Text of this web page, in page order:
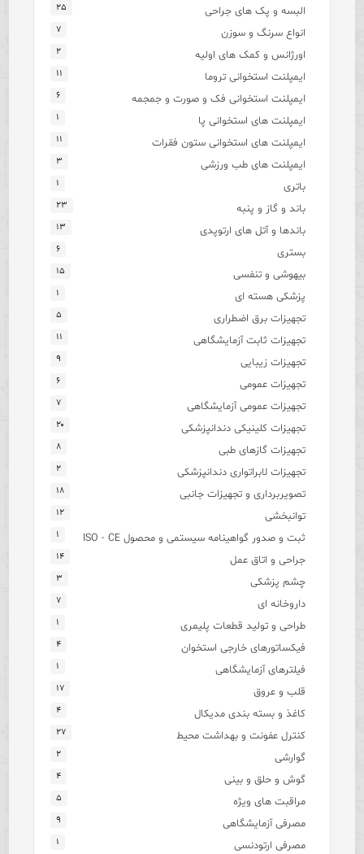
البسه و پک های جراحی ۲۵
انواع سرنگ و سوزن ۷
اورژانس و کمک های اولیه ۲
ایمپلنت استخوانی تروما ۱۱
ایمپلنت استخوانی فک و صورت و جمجمه ۶
ایمپلنت های استخوانی پا ۱
ایمپلنت های استخوانی ستون فقرات ۱۱
ایمپلنت های طب ورزشی ۳
باتری ۱
باند و گاز و پنبه ۲۳
باندها و آتل های ارتوپدی ۱۳
بستری ۶
بیهوشی و تنفسی ۱۵
پزشکی هسته ای ۱
تجهیزات برق اضطراری ۵
تجهیزات ثابت آزمایشگاهی ۱۱
تجهیزات زیبایی ۹
تجهیزات عمومی ۶
تجهیزات عمومی آزمایشگاهی ۷
تجهیزات کلینیکی دندانپزشکی ۲۰
تجهیزات گازهای طبی ۸
تجهیزات لابراتواری دندانپزشکی ۲
تصویربرداری و تجهیزات جانبی ۱۸
توانبخشی ۱۲
ثبت و صدور گواهینامه سیستمی و محصول ISO - CE ۱
جراحی و اتاق عمل ۱۴
چشم پزشکی ۳
داروخانه ای ۷
طراحی و تولید قطعات پلیمری ۱
فیکساتورهای خارجی استخوان ۴
فیلترهای آزمایشگاهی ۱
قلب و عروق ۱۷
کاغذ و بسته بندی مدیکال ۴
کنترل عفونت و بهداشت محیط ۲۷
گوارشی ۲
گوش و حلق و بینی ۴
مراقبت های ویژه ۵
مصرفی آزمایشگاهی ۹
مصرفی ارتودنسی ۱